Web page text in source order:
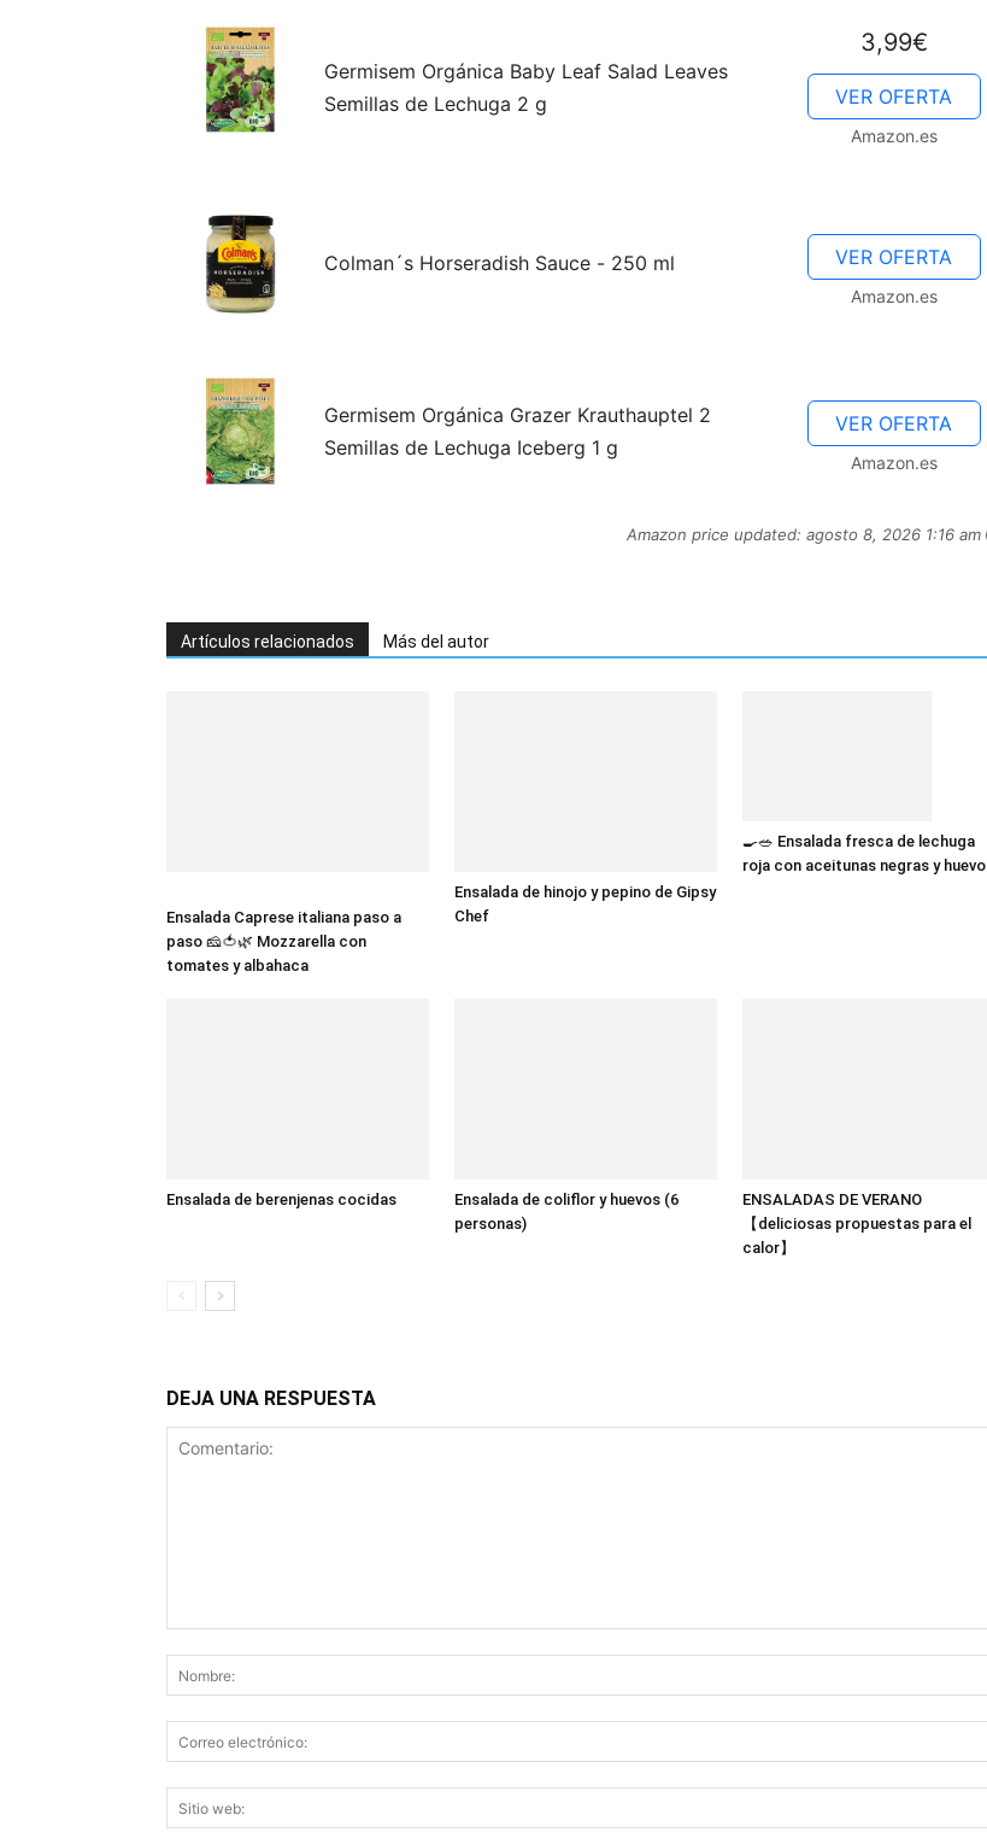
Germisem Orgánica Baby Leaf Salad Leaves
Semillas de Lechuga 2 g
3,99€
VER OFERTA
Amazon.es
Colman´s Horseradish Sauce - 250 ml VER OFERTA
Amazon.es
Germisem Orgánica Grazer Krauthauptel 2
Semillas de Lechuga Iceberg 1 g
VER OFERTA
Amazon.es
Amazon price updated: agosto 8, 2026 1:16 am
Artículos relacionados Más del autor
Ensalada Caprese italiana paso a
paso 🧀🍅🌿 Mozzarella con
tomates y albahaca
Ensalada de hinojo y pepino de Gipsy
Chef
🍳🥗 Ensalada fresca de lechuga
roja con aceitunas negras y huevo
Ensalada de berenjenas cocidas
Ensalada de coliflor y huevos (6
personas)
ENSALADAS DE VERANO
【deliciosas propuestas para el
calor】
DEJA UNA RESPUESTA